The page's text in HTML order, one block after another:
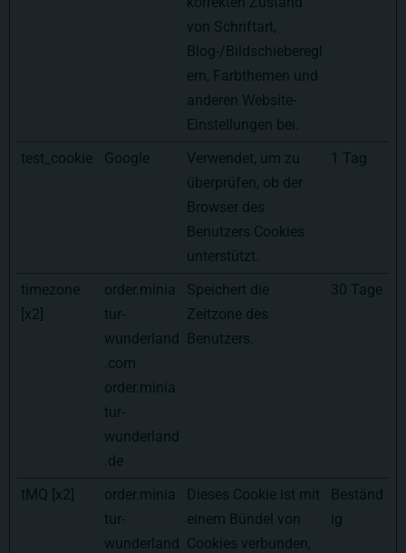
von Schriftart,
Blog-/Bildschieberegl
ern, Farbthemen und
anderen Website-
Einstellungen bei.
test_cookie Google
Verwendet, um zu
überprüfen, ob der
Browser des
Benutzers Cookies
unterstützt.
1 Tag
timezone
[x2]
order.minia
tur-
wunderland
.com
order.minia
tur-
wunderland
.de
Speichert die
Zeitzone des
Benutzers.
30 Tage
tMQ [x2]
order.minia
tur-
wunderland
Dieses Cookie ist mit
einem Bündel von
Cookies verbunden,
Beständ
ig